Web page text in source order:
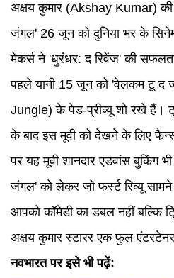
अक्षय कुमार (Akshay Kumar)
जंगल' 26 जून को दुनिया भर के
मेकर्स ने 'धुरंधर: द रिवेंज' की
पहले यानी 15 जून को 'वेलकम टू
Jungle) के पेड-प्रीव्यू शो रखे हैं।
के बाद इस मूवी को देखने के लिए
पर यह मूवी शानदार एडवांस बुकिंग
जंगल' को लेकर जो फर्स्ट रिव्यू
आपको कॉमेडी का डबल नहीं बल्कि
अक्षय कुमार स्टारर एक फुल एंटरटेनर
नवभारत पर इसे भी पढ़ें: